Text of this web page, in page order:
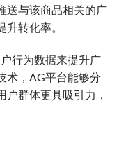
送与该商品相关的广
转化率。
行为数据来提升广
术，AG平台能够分
群体更具吸引力，